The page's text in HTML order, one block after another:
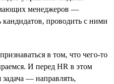
менеджеров —
кандидатов, проводить с ними
в том, что чего-то
И перед HR в этом
задача — направлять,